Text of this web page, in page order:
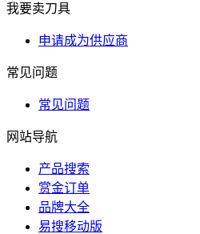
我要卖刀具
申请成为供应商
常见问题
常见问题
网站导航
产品搜索
赏金订单
品牌大全
易搜移动版